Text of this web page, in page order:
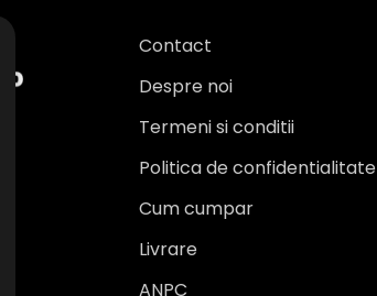
Contact
Despre noi
Termeni si conditii
Politica de confidentialitate
Cum cumpar
Livrare
ANPC